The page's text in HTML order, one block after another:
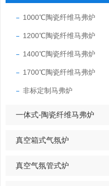
1000℃陶瓷纤维马弗炉
1200℃陶瓷纤维马弗炉
1400℃陶瓷纤维马弗炉
1700℃陶瓷纤维马弗炉
非标定制马弗炉
一体式-陶瓷纤维马弗炉
真空箱式气氛炉
真空气氛管式炉